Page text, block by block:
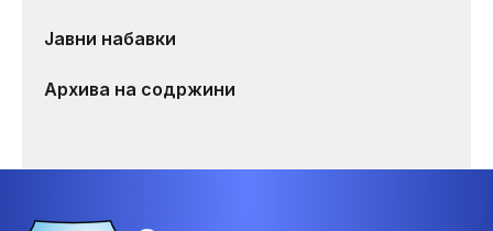
Јавни набавки
Архива на содржини